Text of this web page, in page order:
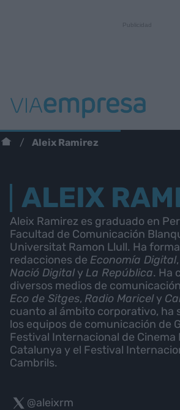
Aleix Ramirez
ALEIX
Aleix Ramirez es graduado en
Facultad de Comunicación
Universitat Ramon Llull. Ha
redacciones de Economía Digital,
Nació Digital y La República. Ha
diversos medios de
Eco de Sitges, Radio Maricel y
cuanto al ámbito corporativo, ha
los equipos de comunicación de
Festival Internacional de Cinema
Catalunya y el Festival
Cambrils.
@aleixrm